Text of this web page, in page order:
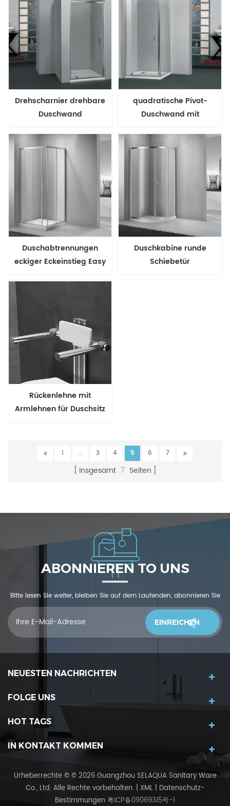
Drehscharnier drehbare
Duschwand
quadratische Pivot-
Duschwand mit
Duschabtrennungen
eckiger Eckeinstieg Easy
Duschkabine runde
Schiebetür
Rückenlehne mit
Armlehnen für Duschsitz
1 ... 3 4 5 6 7
Insgesamt 7 Seiten
ABONNIEREN TO UNS
Bitte lesen Sie weiter, bleiben Sie auf dem Laufenden, abonnieren Sie
und wir begrüßen Sie, uns was zu sagendu denkst
NEUESTEN NACHRICHTEN
FOLGE UNS
HOT TAGS
IN KONTAKT KOMMEN
Urheberrechte © © 2026 Guangzhou SELAQUA Sanitary Ware
Co., Ltd. Alle Rechte vorbehalten. | XML| Datenschutz-
Bestimmungen粤ICP备09069315号-1